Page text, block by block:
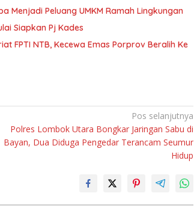
Menjadi Peluang UMKM Ramah Lingkungan
Siapkan Pj Kades
FPTI NTB, Kecewa Emas Porprov Beralih Ke
Pos selanjutnya
Polres Lombok Utara Bongkar Jaringan Sabu di
Bayan, Dua Diduga Pengedar Terancam Seumur
Hidup